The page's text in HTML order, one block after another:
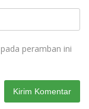
peramban ini